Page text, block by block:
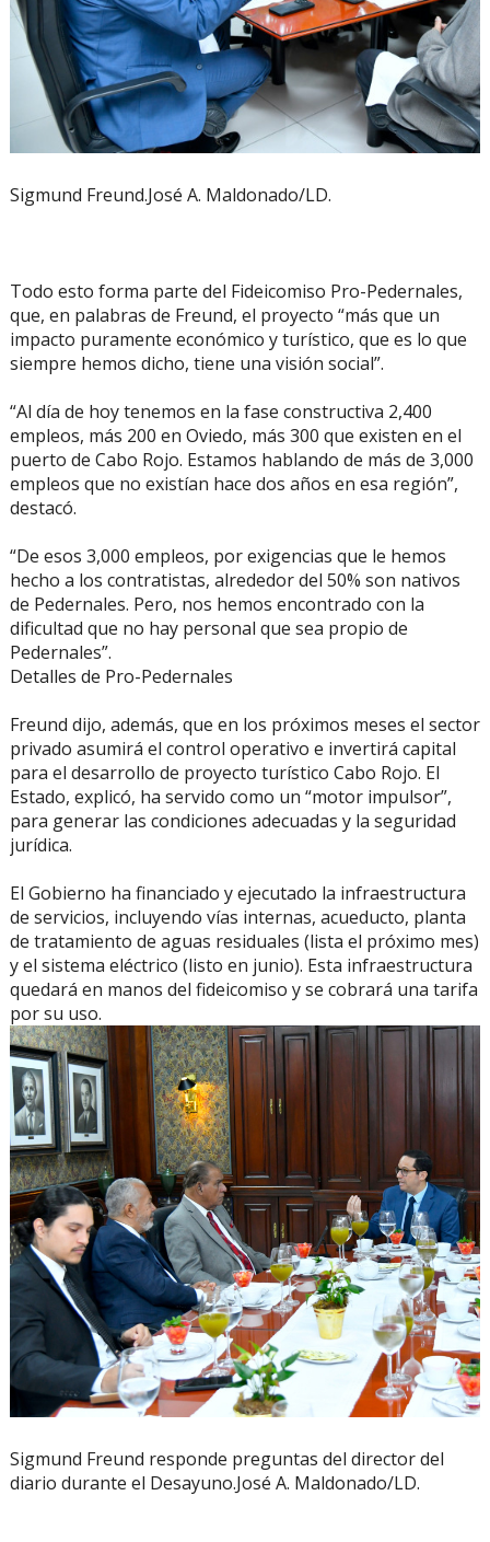
Sigmund Freund.José A. Maldonado/LD.
Todo esto forma parte del Fideicomiso Pro-Pedernales,
que, en palabras de Freund, el proyecto “más que un
impacto puramente económico y turístico, que es lo que
siempre hemos dicho, tiene una visión social”.
“Al día de hoy tenemos en la fase constructiva 2,400
empleos, más 200 en Oviedo, más 300 que existen en el
puerto de Cabo Rojo. Estamos hablando de más de 3,000
empleos que no existían hace dos años en esa región”,
destacó.
“De esos 3,000 empleos, por exigencias que le hemos
hecho a los contratistas, alrededor del 50% son nativos
de Pedernales. Pero, nos hemos encontrado con la
dificultad que no hay personal que sea propio de
Pedernales”.
Detalles de Pro-Pedernales
Freund dijo, además, que en los próximos meses el sector
privado asumirá el control operativo e invertirá capital
para el desarrollo de proyecto turístico Cabo Rojo. El
Estado, explicó, ha servido como un “motor impulsor”,
para generar las condiciones adecuadas y la seguridad
jurídica.
El Gobierno ha financiado y ejecutado la infraestructura
de servicios, incluyendo vías internas, acueducto, planta
de tratamiento de aguas residuales (lista el próximo mes)
y el sistema eléctrico (listo en junio). Esta infraestructura
quedará en manos del fideicomiso y se cobrará una tarifa
por su uso.
Sigmund Freund responde preguntas del director del
diario durante el Desayuno.José A. Maldonado/LD.